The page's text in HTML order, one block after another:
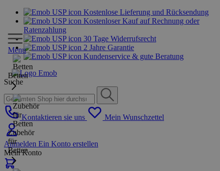
Kostenlose Lieferung und Rücksendung
Kostenloser Kauf auf Rechnung oder
Ratenzahlung
30 Tage Widerrufsrecht
2 Jahre Garantie
Kundenservice & gute Beratung
Suche
Kontaktieren sie uns Mein Wunschzettel
Anmelden Ein Konto erstellen
Mein Konto
Menu
Betten
Zubehör
für
Betten